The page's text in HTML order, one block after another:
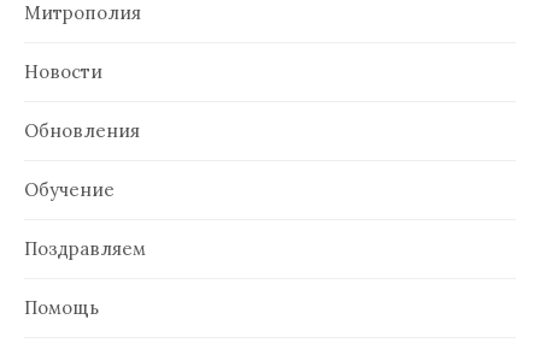
Митрополия
Новости
Обновления
Обучение
Поздравляем
Помощь